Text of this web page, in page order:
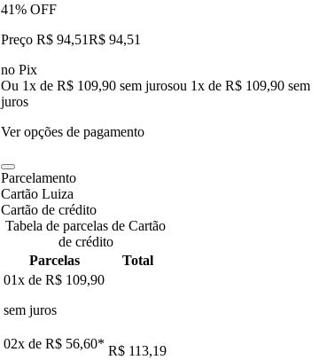
41% OFF
Preço R$ 94,51R$ 94,51
no Pix
Ou 1x de R$ 109,90 sem jurosou 1x de R$ 109,90 sem
juros
Ver opções de pagamento
Parcelamento
Cartão Luiza
Cartão de crédito
Tabela de parcelas de Cartão
de crédito
Parcelas
Total
01x de R$ 109,90
sem juros
02x de R$ 56,60* R$ 113,19